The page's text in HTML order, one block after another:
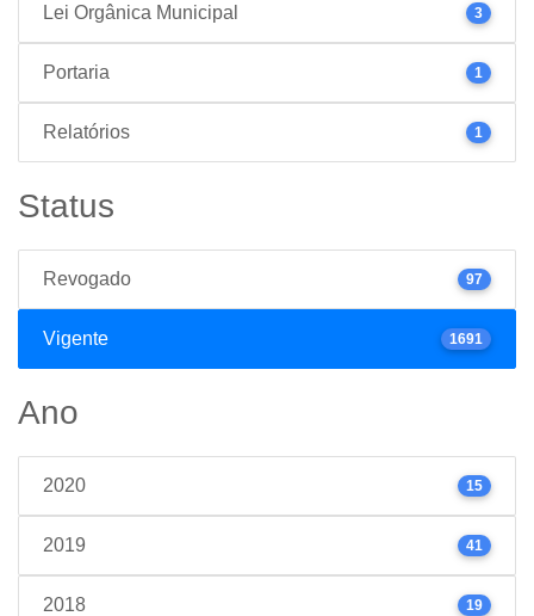
Lei Orgânica Municipal 3
Portaria 1
Relatórios 1
Status
Revogado 97
Vigente 1691
Ano
2020 15
2019 41
2018 19